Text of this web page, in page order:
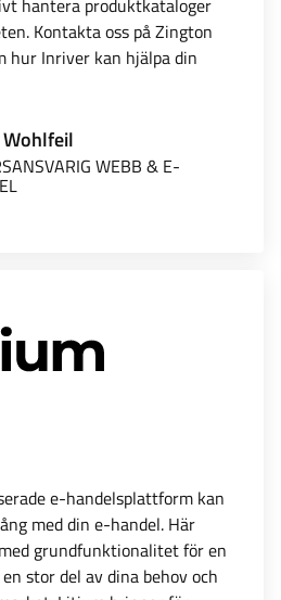
hantera produktkataloger
Kontakta oss på Zington
hur Inriver kan hjälpa din
WEBB & E-
e-handelsplattform kan
med din e-handel. Här
grundfunktionalitet för en
stor del av dina behov och